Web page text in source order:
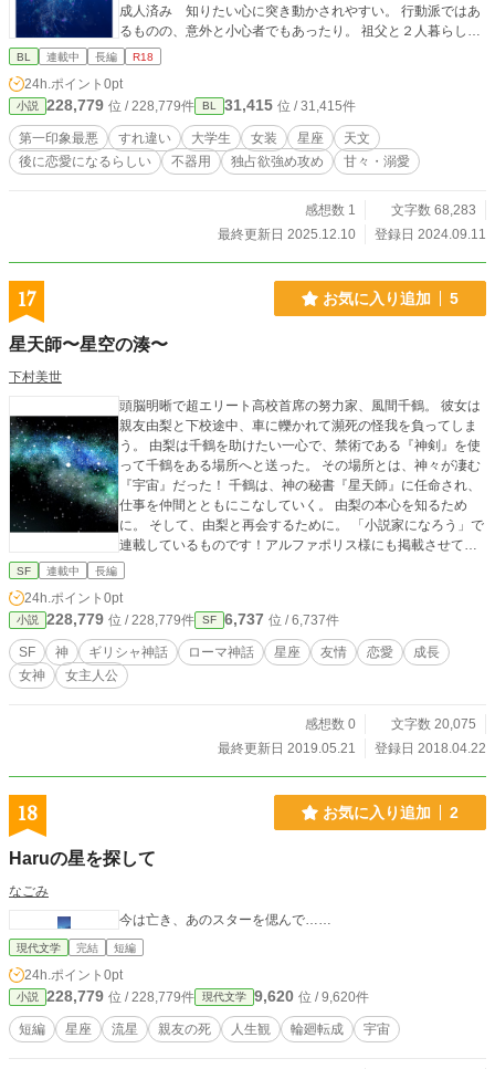
成人済み 知りたい心に突き動かされやすい。 行動派ではあ
るものの、意外と小心者でもあったり。 祖父と２人暮らし。
隣には伯母が住んでおり、バイトに かり出されたりしてい
人。 容姿は良く、人目を惹く。 かなりの愛煙家。 珍しく、
ストックしてまで書いています。 それもそのはず、全然２人
のお話が進まないからです(;'∀') 大まかな流れは考えているも
のの 細かく２人のアレコレまで考えるに至らない事が 多いの
で、ほぼその場の雰囲気で書いています。
BL 連載中 長編 R18
24h.ポイント 0pt
小説 228,779 位 / 228,779件 BL 31,415 位 / 31,415件
第一印象最悪 すれ違い 大学生 女装 星座
天文
後に恋愛になるらしい
不器用 独占欲強め攻め 甘々・溺愛
感想数 1
文字数 68,283
最終更新日 2025.12.10
登録日 2024.09.11
17 お気に入り追加 5
星天師〜星空の湊〜
下村美世
頭脳明晰で超エリート高校首席の努力家、風間千鶴。 彼女は
親友由梨と下校途中、車に轢かれて瀕死の怪我を負ってしま
う。 由梨は千鶴を助けたい一心で、禁術である『神剣』を使
って千鶴をある場所へと送った。 その場所とは、神々が凄む
『宇宙』だった！ 千鶴は、神の秘書『星天師』に任命され、
仕事を仲間とともにこなしていく。 由梨の本心を知るため
に。 そして、由梨と再会するために。 「小説家になろう」で
連載しているものです！アルファポリス様にも掲載させてい
ただきます！ 一人称の文章のため、少し変わった文体かもし
SF 連載中 長編
24h.ポイント 0pt
小説 228,779 位 / 228,779件 SF 6,737 位 / 6,737件
SF 神 ギリシャ神話 ローマ神話 星座 友情 恋愛
成長
女神
女主人公
感想数 0
文字数 20,075
最終更新日 2019.05.21
登録日 2018.04.22
18 お気に入り追加 2
Haruの星を探して
なごみ
今は亡き、あのスターを偲んで……
現代文学 完結 短編
24h.ポイント 0pt
小説 228,779 位 / 228,779件 現代文学 9,620 位 / 9,620件
短編 星座 流星 親友の死 人生観 輪廻転成 宇宙